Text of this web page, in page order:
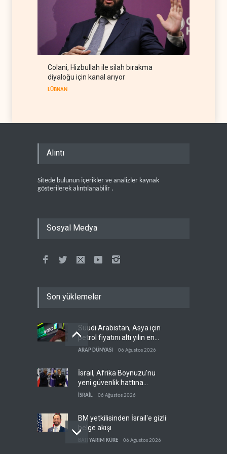
Colani, Hizbullah ile silah bırakma
diyaloğu için kanal arıyor
LÜBNAN
Alıntı
Sitede bulunun içerikler ve analizler kaynak
gösterilerek alıntılanabilir .
Sosyal Medya
Son yüklemeler
Suudi Arabistan, Asya için
petrol fiyatını altı yılın en
düşüğüne indirdi
ARAP DÜNYASI 06 Ağustos 2026
İsrail, Afrika Boynuzu'nu
yeni güvenlik hattına
dönüştürüyor
İSRAİL 06 Ağustos 2026
BM yetkilisinden İsrail'e gizli
belge akışı
BATI YARIM KÜRE 06 Ağustos 2026